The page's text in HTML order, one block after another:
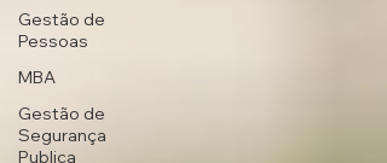
Gestão de
Pessoas
MBA
Gestão de
Segurança
Publica